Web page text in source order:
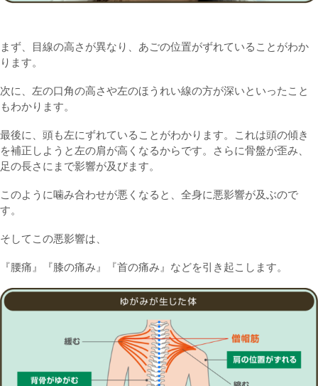
まず、目線の高さが異なり、あごの位置がずれていることがわか
ります。
次に、左の口角の高さや左のほうれい線の方が深いといったこと
もわかります。
最後に、頭も左にずれていることがわかります。これは頭の傾き
を補正しようと左の肩が高くなるからです。さらに骨盤が歪み、
足の長さにまで影響が及びます。
このように噛み合わせが悪くなると、全身に悪影響が及ぶので
す。
そしてこの悪影響は、
『腰痛』『膝の痛み』『首の痛み』などを引き起こします。